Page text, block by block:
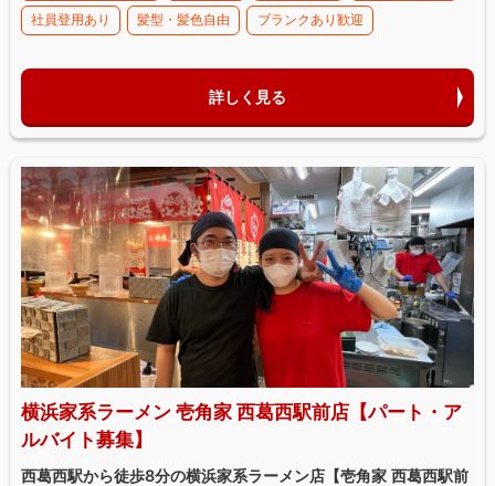
社員登用あり 髪型・髪色自由 ブランクあり歓迎
詳しく見る
横浜家系ラーメン 壱角家 西葛西駅前店【パート・ア
ルバイト募集】
西葛西駅から徒歩8分の横浜家系ラーメン店【壱角家 西葛西駅前